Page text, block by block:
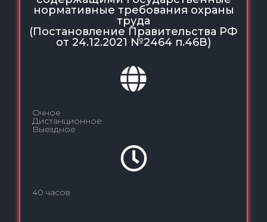
нормативные требования охраны
труда
(Постановление Правительства РФ
от 24.12.2021 №2464 п.46В)
Очное
Дистанционное
Выездное
40 часов